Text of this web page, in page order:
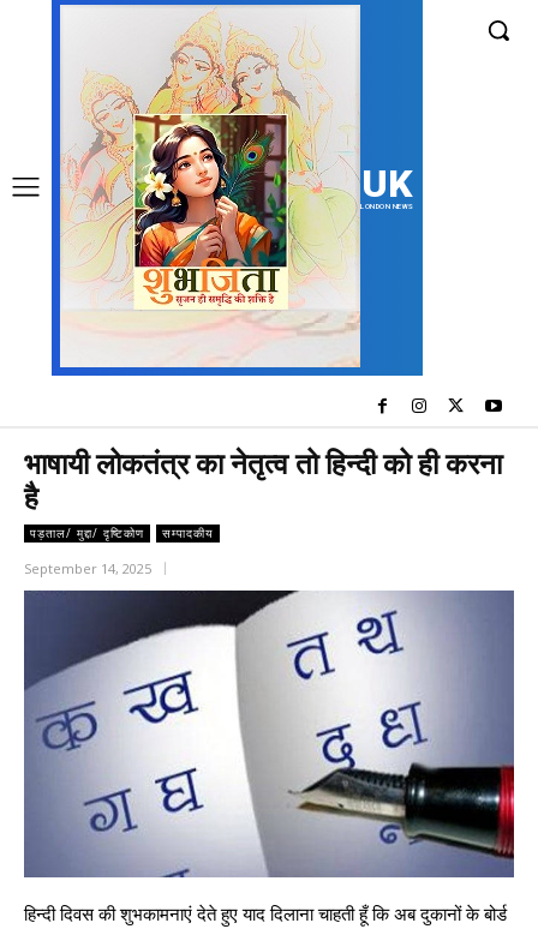
UK
LONDON NEWS
भाषायी लोकतंत्र का नेतृत्व तो हिन्दी को ही करना
है
पड़ताल/ मुद्दा/ दृष्टिकोण सम्पादकीय
September 14, 2025
हिन्दी दिवस की शुभकामनाएं देते हुए याद दिलाना चाहती हूँ कि अब दुकानों के बोर्ड